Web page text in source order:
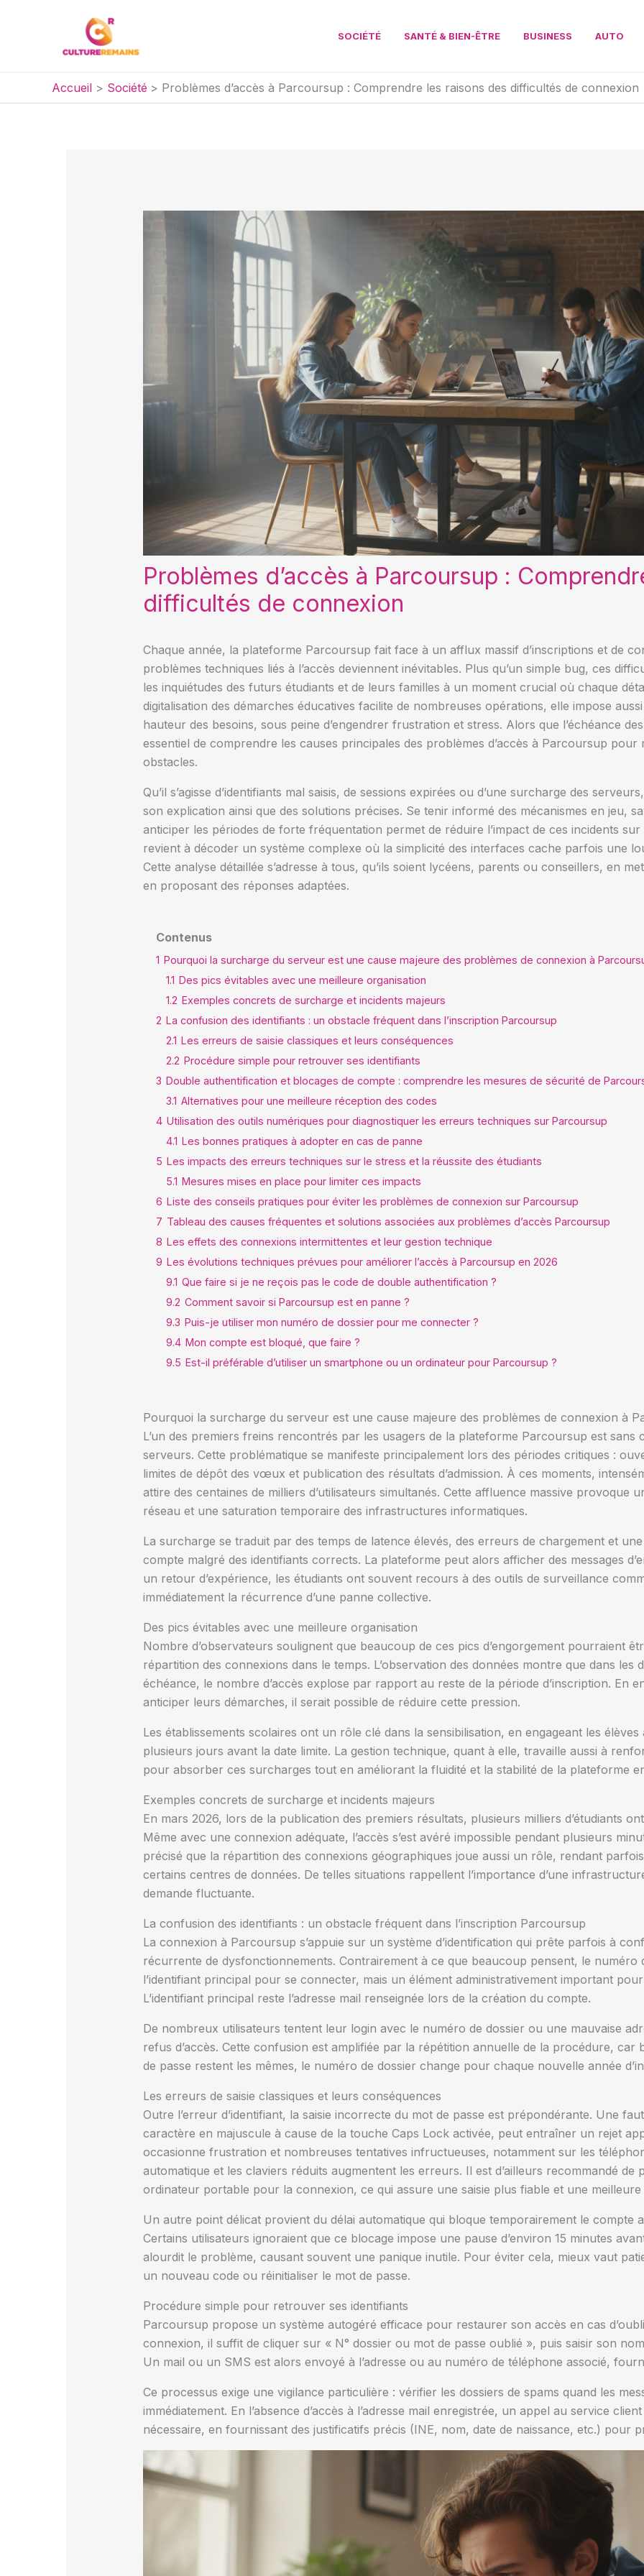
SOCIÉTÉ SANTÉ & BIEN-ÊTRE BUSINESS AUTO
Accueil Société Problèmes d’accès à Parcoursup : Comprendre les raisons des difficultés de connexion
Problèmes d’accès à Parcoursup :
difficultés de connexion
Chaque année, la plateforme Parcoursup fait face à un afflux massif d’inscriptions et de
problèmes techniques liés à l’accès deviennent inévitables. Plus qu’un simple bug, ces
les inquiétudes des futurs étudiants et de leurs familles à un moment crucial où chaque
digitalisation des démarches éducatives facilite de nombreuses opérations, elle impose
hauteur des besoins, sous peine d’engendrer frustration et stress. Alors que l’échéance
essentiel de comprendre les causes principales des problèmes d’accès à Parcoursup
obstacles.
Qu’il s’agisse d’identifiants mal saisis, de sessions expirées ou d’une surcharge des
son explication ainsi que des solutions précises. Se tenir informé des mécanismes en jeu,
anticiper les périodes de forte fréquentation permet de réduire l’impact de ces incidents sur
revient à décoder un système complexe où la simplicité des interfaces cache parfois une
Cette analyse détaillée s’adresse à tous, qu’ils soient lycéens, parents ou conseillers, en
en proposant des réponses adaptées.
Contenus
1 Pourquoi la surcharge du serveur est une cause majeure des problèmes de connexion à
1.1 Des pics évitables avec une meilleure organisation
1.2 Exemples concrets de surcharge et incidents majeurs
2 La confusion des identifiants : un obstacle fréquent dans l’inscription Parcoursup
2.1 Les erreurs de saisie classiques et leurs conséquences
2.2 Procédure simple pour retrouver ses identifiants
3 Double authentification et blocages de compte : comprendre les mesures de sécurité de
3.1 Alternatives pour une meilleure réception des codes
4 Utilisation des outils numériques pour diagnostiquer les erreurs techniques sur Parcoursup
4.1 Les bonnes pratiques à adopter en cas de panne
5 Les impacts des erreurs techniques sur le stress et la réussite des étudiants
5.1 Mesures mises en place pour limiter ces impacts
6 Liste des conseils pratiques pour éviter les problèmes de connexion sur Parcoursup
7 Tableau des causes fréquentes et solutions associées aux problèmes d’accès Parcoursup
8 Les effets des connexions intermittentes et leur gestion technique
9 Les évolutions techniques prévues pour améliorer l’accès à Parcoursup en 2026
9.1 Que faire si je ne reçois pas le code de double authentification ?
9.2 Comment savoir si Parcoursup est en panne ?
9.3 Puis-je utiliser mon numéro de dossier pour me connecter ?
9.4 Mon compte est bloqué, que faire ?
9.5 Est-il préférable d’utiliser un smartphone ou un ordinateur pour Parcoursup ?
Pourquoi la surcharge du serveur est une cause majeure des problèmes de connexion à
L’un des premiers freins rencontrés par les usagers de la plateforme Parcoursup est sans
serveurs. Cette problématique se manifeste principalement lors des périodes critiques :
limites de dépôt des vœux et publication des résultats d’admission. À ces moments,
attire des centaines de milliers d’utilisateurs simultanés. Cette affluence massive provoque
réseau et une saturation temporaire des infrastructures informatiques.
La surcharge se traduit par des temps de latence élevés, des erreurs de chargement et une
compte malgré des identifiants corrects. La plateforme peut alors afficher des messages
un retour d’expérience, les étudiants ont souvent recours à des outils de surveillance
immédiatement la récurrence d’une panne collective.
Des pics évitables avec une meilleure organisation
Nombre d’observateurs soulignent que beaucoup de ces pics d’engorgement pourraient
répartition des connexions dans le temps. L’observation des données montre que dans les
échéance, le nombre d’accès explose par rapport au reste de la période d’inscription. En
anticiper leurs démarches, il serait possible de réduire cette pression.
Les établissements scolaires ont un rôle clé dans la sensibilisation, en engageant les
plusieurs jours avant la date limite. La gestion technique, quant à elle, travaille aussi à
pour absorber ces surcharges tout en améliorant la fluidité et la stabilité de la plateforme
Exemples concrets de surcharge et incidents majeurs
En mars 2026, lors de la publication des premiers résultats, plusieurs milliers d’étudiants
Même avec une connexion adéquate, l’accès s’est avéré impossible pendant plusieurs
précisé que la répartition des connexions géographiques joue aussi un rôle, rendant
certains centres de données. De telles situations rappellent l’importance d’une
demande fluctuante.
La confusion des identifiants : un obstacle fréquent dans l’inscription Parcoursup
La connexion à Parcoursup s’appuie sur un système d’identification qui prête parfois à
récurrente de dysfonctionnements. Contrairement à ce que beaucoup pensent, le numéro
l’identifiant principal pour se connecter, mais un élément administrativement important
L’identifiant principal reste l’adresse mail renseignée lors de la création du compte.
De nombreux utilisateurs tentent leur login avec le numéro de dossier ou une mauvaise
refus d’accès. Cette confusion est amplifiée par la répétition annuelle de la procédure, car
de passe restent les mêmes, le numéro de dossier change pour chaque nouvelle année
Les erreurs de saisie classiques et leurs conséquences
Outre l’erreur d’identifiant, la saisie incorrecte du mot de passe est prépondérante. Une
caractère en majuscule à cause de la touche Caps Lock activée, peut entraîner un rejet
occasionne frustration et nombreuses tentatives infructueuses, notamment sur les
automatique et les claviers réduits augmentent les erreurs. Il est d’ailleurs recommandé
ordinateur portable pour la connexion, ce qui assure une saisie plus fiable et une meilleure
Un autre point délicat provient du délai automatique qui bloque temporairement le compte
Certains utilisateurs ignoraient que ce blocage impose une pause d’environ 15 minutes
alourdit le problème, causant souvent une panique inutile. Pour éviter cela, mieux vaut
un nouveau code ou réinitialiser le mot de passe.
Procédure simple pour retrouver ses identifiants
Parcoursup propose un système autogéré efficace pour restaurer son accès en cas
connexion, il suffit de cliquer sur « N° dossier ou mot de passe oublié », puis saisir son
Un mail ou un SMS est alors envoyé à l’adresse ou au numéro de téléphone associé,
Ce processus exige une vigilance particulière : vérifier les dossiers de spams quand les
immédiatement. En l’absence d’accès à l’adresse mail enregistrée, un appel au service
nécessaire, en fournissant des justificatifs précis (INE, nom, date de naissance, etc.) pour